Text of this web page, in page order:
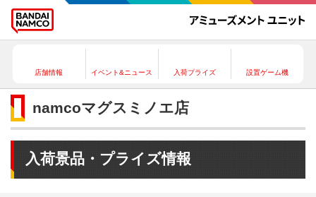
店舗情報 イベント&ニュース 入荷プライズ 設置ゲーム機
namcoマグスミノエ店
入荷景品・プライズ情報